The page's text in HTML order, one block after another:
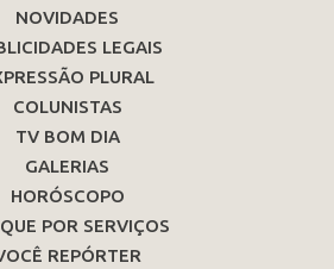
NOVIDADES
LEGAIS
PLURAL
COLUNISTAS
TV BOM DIA
GALERIAS
HORÓSCOPO
POR SERVIÇOS
REPÓRTER